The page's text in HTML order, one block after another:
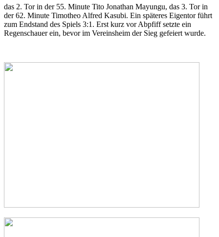
das 2. Tor in der 55. Minute Tito Jonathan Mayungu, das 3. Tor in
der 62. Minute Timotheo Alfred Kasubi. Ein späteres Eigentor führt
zum Endstand des Spiels 3:1. Erst kurz vor Abpfiff setzte ein
Regenschauer ein, bevor im Vereinsheim der Sieg gefeiert wurde.